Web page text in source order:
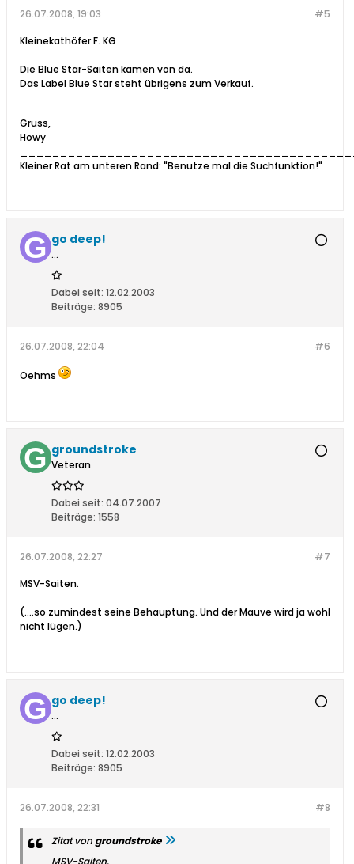
#5
26.07.2008, 19:03
Kleinekathöfer F. KG
Die Blue Star-Saiten kamen von da.
Das Label Blue Star steht übrigens zum Verkauf.
Gruss,
Howy
Kleiner Rat am unteren Rand: "Benutze mal die Suchfunktion!"
go deep!
...
Dabei seit: 12.02.2003
Beiträge: 8905
#6
26.07.2008, 22:04
Oehms
groundstroke
Veteran
Dabei seit: 04.07.2007
Beiträge: 1558
#7
26.07.2008, 22:27
MSV-Saiten.
(....so zumindest seine Behauptung. Und der Mauve wird ja wohl
nicht lügen.)
go deep!
...
Dabei seit: 12.02.2003
Beiträge: 8905
#8
26.07.2008, 22:31
Zitat von groundstroke